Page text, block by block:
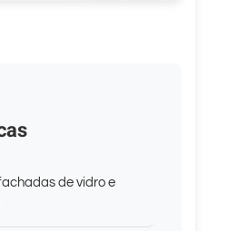
de vidro e